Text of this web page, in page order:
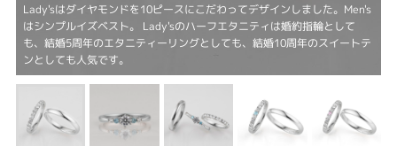
Lady'sはダイヤモンドを10ピースにこだわってデザインしました。Men's
はシンプルイズベスト。 Lady'sのハーフエタニティは婚約指輪として
も、結婚5周年のエタニティーリングとしても、結婚10周年のスイートテ
ンとしても人気です。